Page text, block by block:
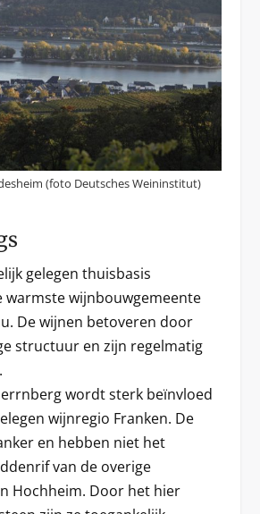
(foto Deutsches Weininstitut)
gelegen thuisbasis
warmste wijnbouwgemeente
De wijnen betoveren door
structuur en zijn regelmatig
wordt sterk beïnvloed
wijnregio Franken. De
en hebben niet het
van de overige
Hochheim. Door het hier